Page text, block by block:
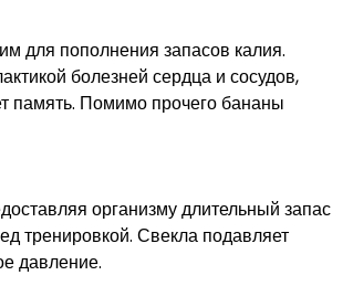
для пополнения запасов калия.
болезней сердца и сосудов,
память. Помимо прочего бананы
организму длительный запас
тренировкой. Свекла подавляет
давление.